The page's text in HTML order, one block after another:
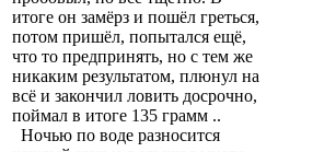
итоге он замёрз и пошёл греться,
потом пришёл, попытался ещё,
что то предпринять, но с тем же
никаким результатом, плюнул на
всё и закончил ловить досрочно,
поймал в итоге 135 грамм ..
Ночью по воде разносится